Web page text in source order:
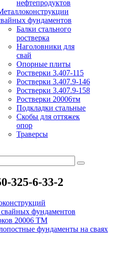
нефтепродуктов
фундаментов
Балки стального
ростверка
Наголовники для
свай
Опорные плиты
Ростверки 3.407-115
Ростверки 3.407.9-146
Ростверки 3.407.9-158
Ростверки 20006тм
Подкладки стальные
Скобы для оттяжек
опор
Траверсы
325-6-33-2
фундаментов
20006 ТМ
фундаменты на сваях